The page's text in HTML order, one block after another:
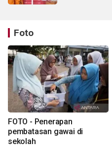
Foto
FOTO - Penerapan
pembatasan gawai di
sekolah